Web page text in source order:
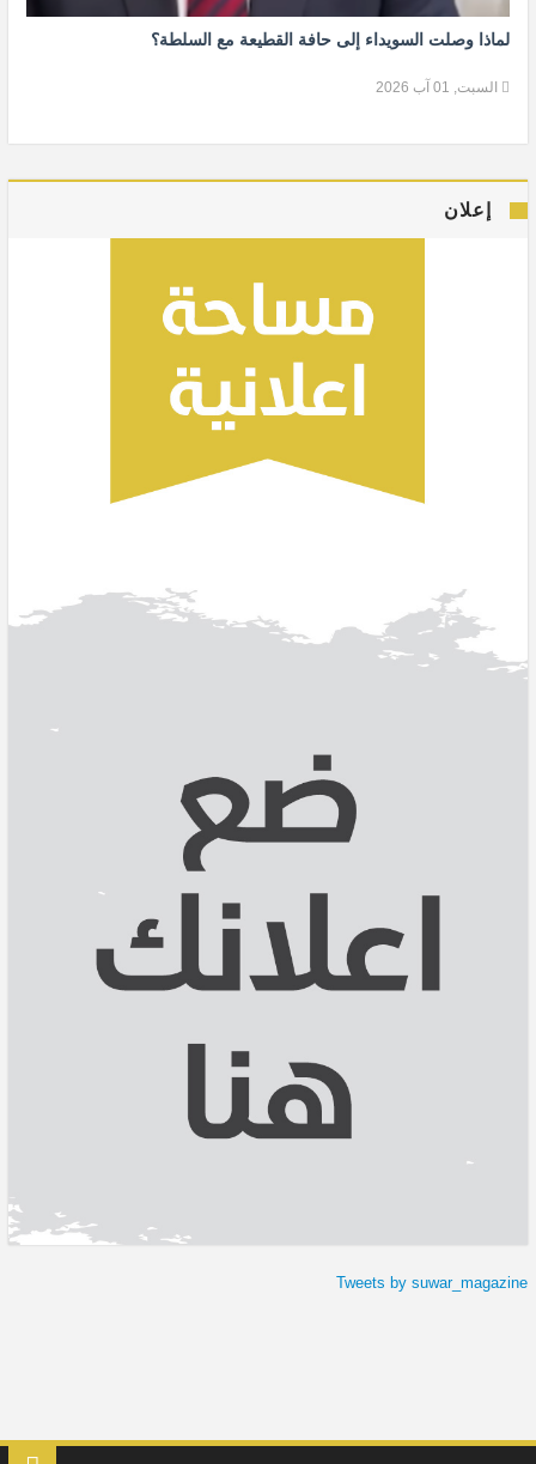
لماذا وصلت السويداء إلى حافة القطيعة مع السلطة؟
السبت, 01 آب 2026
إعلان
Tweets by suwar_magazine